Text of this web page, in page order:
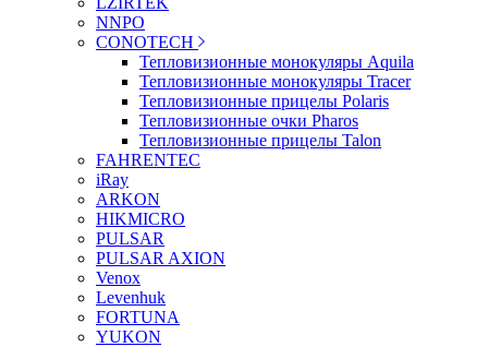
NNPO
CONOTECH
Тепловизионные монокуляры Aquila
Тепловизионные монокуляры Tracer
Тепловизионные прицелы Polaris
Тепловизионные очки Pharos
Тепловизионные прицелы Talon
FAHRENTEC
iRay
ARKON
HIKMICRO
PULSAR
PULSAR AXION
Venox
Levenhuk
FORTUNA
YUKON